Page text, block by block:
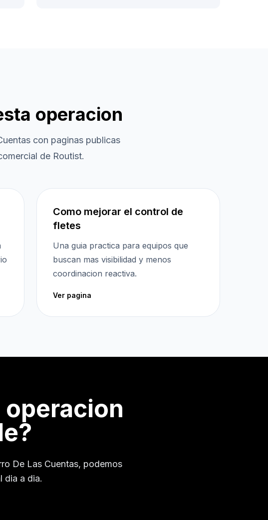
operacion
con paginas publicas
de Routist.
Como mejorar el control de
fletes
Una guia practica para equipos que
buscan mas visibilidad y menos
coordinacion reactiva.
Ver pagina
De Las Cuentas, podemos
dia a dia.